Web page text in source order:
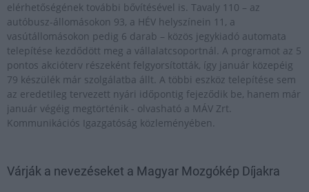
elérhetőségének további bővítésével is. Tavaly 110 – az
autóbusz-állomásokon 93, a HÉV helyszínein 11, a
vasútállomásokon pedig 6 darab – közös jegykiadó automata
telepítése kezdődött meg a vállalatcsoportnál. A programot az 5
pontos akcióterv részeként felgyorsították, így január közepéig
79 készülék már szolgálatba állt. A többi eszköz telepítése sem
az eredetileg tervezett nyári időpontig fejeződik be, hanem már
január végéig megtörténik - olvasható a MÁV Zrt.
Kommunikációs Igazgatóság közleményében.
Várják a nevezéseket a Magyar Mozgókép Díjakra